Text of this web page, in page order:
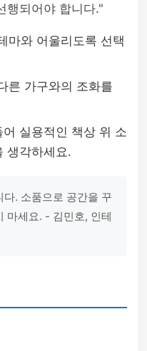
행되어야 합니다."
마와 어울리도록 선택
른 가구와의 조화를
실용적인 책상 위 소
생각하세요.
. 소품으로 공간을 꾸
마세요. - 김민호, 인테